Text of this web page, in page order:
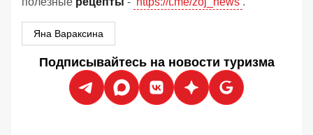
Яна Вараксина
Подписывайтесь на новости туризма